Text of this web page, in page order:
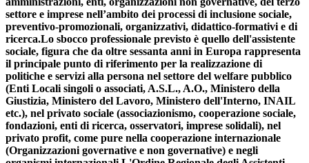
settore e imprese nell’ambito dei processi di inclusione sociale,
preventivo-promozionali, organizzativi, didattico-formativi e di
ricerca.Lo sbocco professionale previsto è quello dell'assistente
sociale, figura che da oltre sessanta anni in Europa rappresenta
il principale punto di riferimento per la realizzazione di
politiche e servizi alla persona nel settore del welfare pubblico
(Enti Locali singoli o associati, A.S.L., A.O., Ministero della
Giustizia, Ministero del Lavoro, Ministero dell'Interno, INAIL
etc.), nel privato sociale (associazionismo, cooperazione sociale,
fondazioni, enti di ricerca, osservatori, imprese solidali), nel
privato profit, come pure nella cooperazione internazionale
(Organizzazioni governative e non governative) e negli